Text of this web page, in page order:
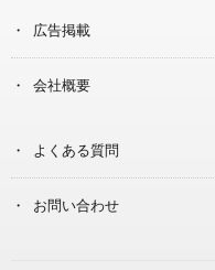
広告掲載
会社概要
よくある質問
お問い合わせ